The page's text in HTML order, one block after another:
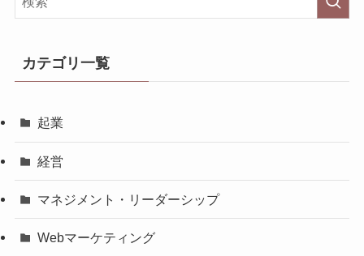
カテゴリ一覧
起業
経営
マネジメント・リーダーシップ
Webマーケティング